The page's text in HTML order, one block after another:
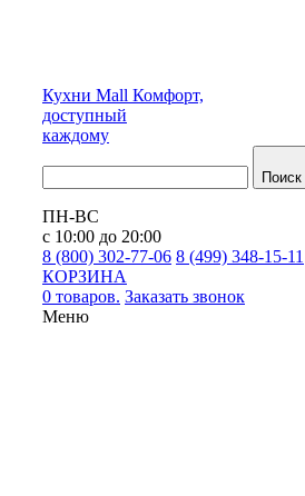
Кухни Mall Комфорт,
доступный
каждому
Поиск
ПН-ВС
с 10:00 до 20:00
8 (800) 302-77-06 8 (499) 348-15-11
КОРЗИНА
0 товаров. Заказать звонок
Меню